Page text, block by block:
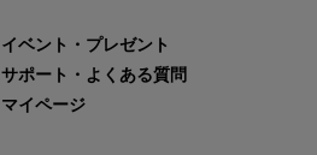
イベント・プレゼント
サポート・よくある質問
マイページ